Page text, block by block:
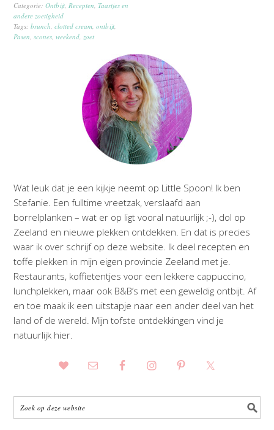
Categorie:Ontbijt,Recepten,Taartjes en
andere zoetigheid
Tags:brunch,clotted cream,ontbijt,
Pasen,scones,weekend,zoet
Wat leuk dat je een kijkje neemt op Little Spoon! Ik ben
Stefanie. Een fulltime vreetzak, verslaafd aan
borrelplanken – wat er op ligt vooral natuurlijk ;-), dol op
Zeeland en nieuwe plekken ontdekken. En dat is precies
waar ik over schrijf op deze website. Ik deel recepten en
toffe plekken in mijn eigen provincie Zeeland met je.
Restaurants, koffietentjes voor een lekkere cappuccino,
lunchplekken, maar ook B&B’s met een geweldig ontbijt. Af
en toe maak ik een uitstapje naar een ander deel van het
land of de wereld. Mijn tofste ontdekkingen vind je
natuurlijk hier.